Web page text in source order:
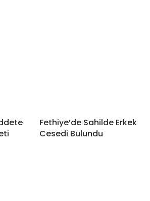
Fethiye’de Sahilde Erkek
Cesedi Bulundu